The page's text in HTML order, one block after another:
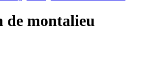
de montalieu